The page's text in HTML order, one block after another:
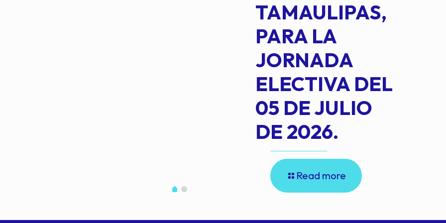
TAMAULIPAS,
PARA LA
JORNADA
ELECTIVA DEL
05 DE JULIO
DE 2026.
Read more